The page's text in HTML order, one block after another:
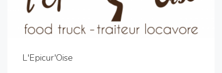
L'Epicur'Oise